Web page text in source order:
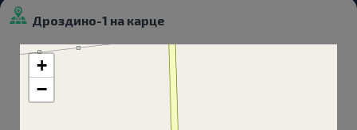
Дроздино-1 на карце
+
−